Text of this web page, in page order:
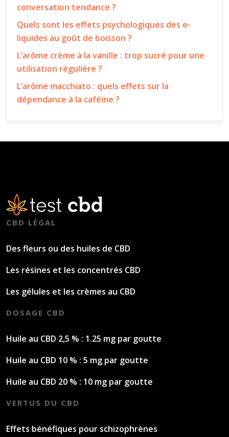
conversation tendance ?
Quels sont les effets psychologiques des e-
liquides au goût de boisson ?
L’arôme crème à la vanille : trop sucré pour une
utilisation régulière ?
L’arôme macchiato : quels effets sur la
dépendance à la caféine ?
CBD LÉGAL
Des fleurs ou des huiles de CBD
Les résines et les concentrés CBD
Les gélules et les crèmes au CBD
DOSAGE CBD
Huile au CBD 2,5 % : 1.25 mg par goutte
Huile au CBD 10 % : 5 mg par goutte
Huile au CBD 20 % : 10 mg par goutte
VERTUS DU CBD
Effets bénéfiques pour schizophrènes